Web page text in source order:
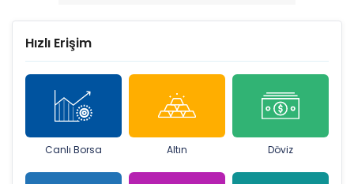
Hızlı Erişim
Canlı Borsa Altın Döviz